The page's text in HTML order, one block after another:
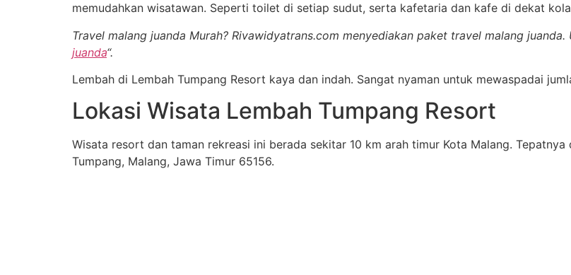
memudahkan wisatawan. Seperti toilet di setiap sudut, serta kafetaria dan kafe di dekat
Travel malang juanda Murah? Rivawidyatrans.com menyediakan paket travel malang
juanda“.
Lembah di Lembah Tumpang Resort kaya dan indah. Sangat nyaman untuk mewaspadai
Lokasi Wisata Lembah Tumpang Resort
Wisata resort dan taman rekreasi ini berada sekitar 10 km arah timur Kota Malang. Tepatnya
Tumpang, Malang, Jawa Timur 65156.